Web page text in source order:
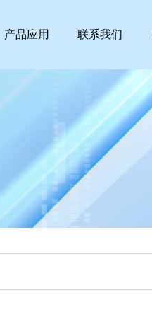
产品应用 联系我们